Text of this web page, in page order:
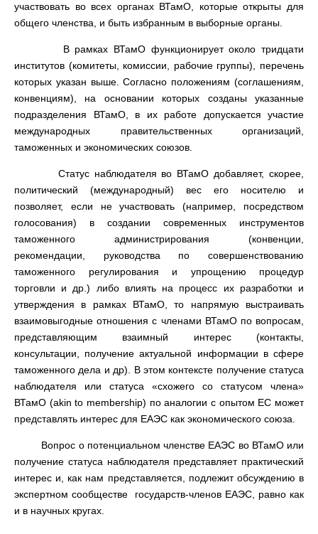
участвовать во всех органах ВТамО, которые открыты для
общего членства, и быть избранным в выборные органы.
В рамках ВТамО функционирует около тридцати
институтов (комитеты, комиссии, рабочие группы), перечень
которых указан выше. Согласно положениям (соглашениям,
конвенциям), на основании которых созданы указанные
подразделения ВТамО, в их работе допускается участие
международных правительственных организаций,
таможенных и экономических союзов.
Статус наблюдателя во ВТамО добавляет, скорее,
политический (международный) вес его носителю и
позволяет, если не участвовать (например, посредством
голосования) в создании современных инструментов
таможенного администрирования (конвенции,
рекомендации, руководства по совершенствованию
таможенного регулирования и упрощению процедур
торговли и др.) либо влиять на процесс их разработки и
утверждения в рамках ВТамО, то напрямую выстраивать
взаимовыгодные отношения с членами ВТамО по вопросам,
представляющим взаимный интерес (контакты,
консультации, получение актуальной информации в сфере
таможенного дела и др). В этом контексте получение статуса
наблюдателя или статуса «схожего со статусом члена»
ВТамО (akin to membership) по аналогии с опытом ЕС может
представлять интерес для ЕАЭС как экономического союза.
Вопрос о потенциальном членстве ЕАЭС во ВТамО или
получение статуса наблюдателя представляет практический
интерес и, как нам представляется, подлежит обсуждению в
экспертном сообществе государств-членов ЕАЭС, равно как
и в научных кругах.